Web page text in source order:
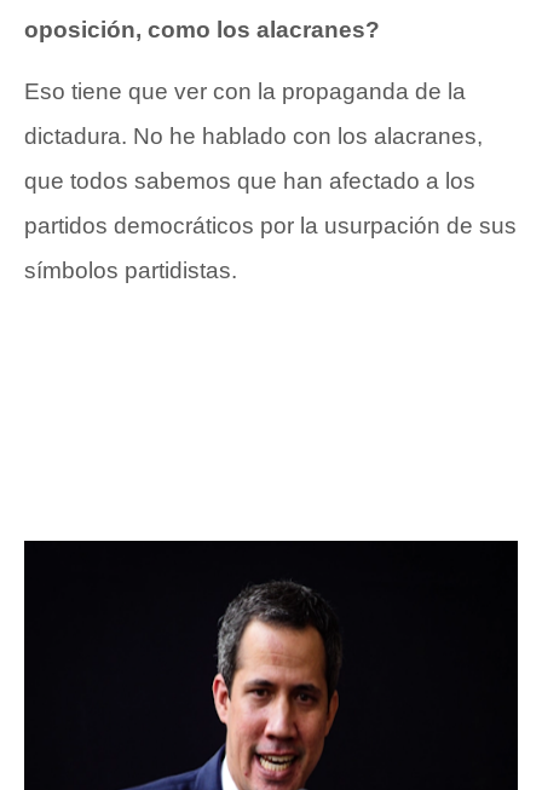
oposición, como los alacranes?
Eso tiene que ver con la propaganda de la
dictadura. No he hablado con los alacranes,
que todos sabemos que han afectado a los
partidos democráticos por la usurpación de sus
símbolos partidistas.